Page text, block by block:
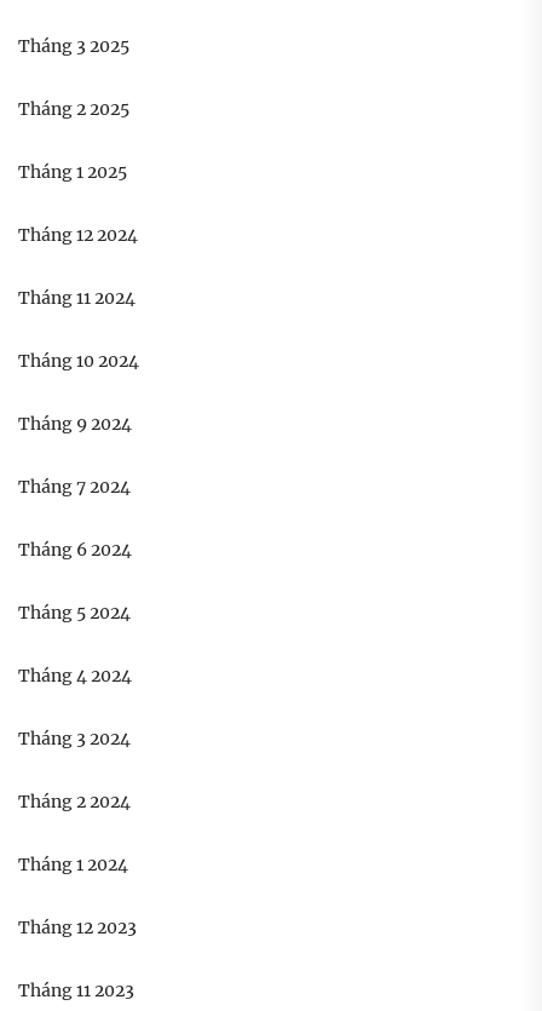
Tháng 3 2025
Tháng 2 2025
Tháng 1 2025
Tháng 12 2024
Tháng 11 2024
Tháng 10 2024
Tháng 9 2024
Tháng 7 2024
Tháng 6 2024
Tháng 5 2024
Tháng 4 2024
Tháng 3 2024
Tháng 2 2024
Tháng 1 2024
Tháng 12 2023
Tháng 11 2023